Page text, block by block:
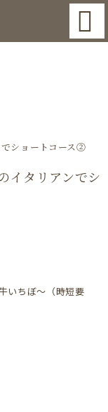
でショートコース②
イタリアンでシ
いちぼ～（時短要